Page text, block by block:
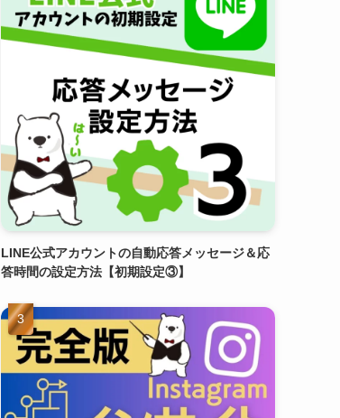
LINE公式アカウントの自動応答メッセージ＆応
答時間の設定方法【初期設定③】